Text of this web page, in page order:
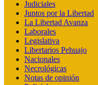
Judiciales
Juntos por la Libertad
La Libertad Avanza
Laborales
Legislativa
Libertarios Pehuajo
Nacionales
Necrológicas
Notas de opinión